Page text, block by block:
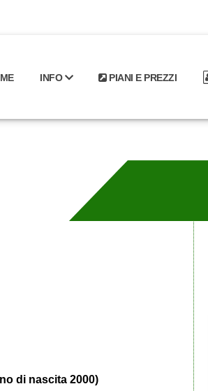
INFO PIANI E PREZZI
di nascita 2000)